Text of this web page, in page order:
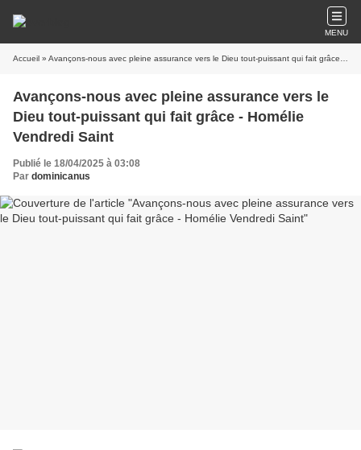
MENU
Accueil » Avançons-nous avec pleine assurance vers le Dieu tout-puissant qui fait grâce - Homélie Vendredi Saint
Avançons-nous avec pleine assurance vers le
Dieu tout-puissant qui fait grâce - Homélie
Vendredi Saint
Publié le 18/04/2025 à 03:08
Par dominicanus